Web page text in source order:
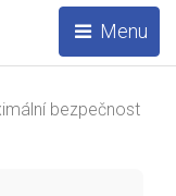
Menu
bezpečnost